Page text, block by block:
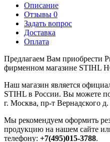
Описание
Отзывы 0
Задать вопрос
Доставка
Оплата
Предлагаем Вам приобрести
фирменном магазине STIHL
Наш магазин является
STIHL в России. Вы можете
г. Москва, пр-т Вернадского д.
Мы рекомендуем оформить
продукцию на нашем сайте
телефону: +7(495)015-3788.